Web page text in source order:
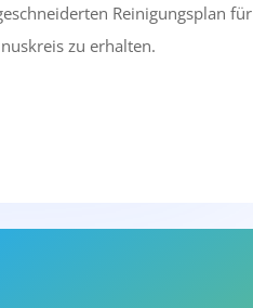
Reinigungsplan für
zu erhalten.